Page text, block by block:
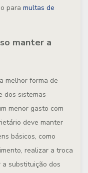
para multas de
manter a
melhor forma de
dos sistemas
menor gasto com
deve manter
básicos, como
realizar a troca
substituição dos